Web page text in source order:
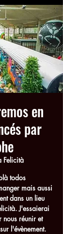
en
par
Felicità
todos
mais aussi
dans un lieu
J'essaierai
nous réunir et
l'évènement.